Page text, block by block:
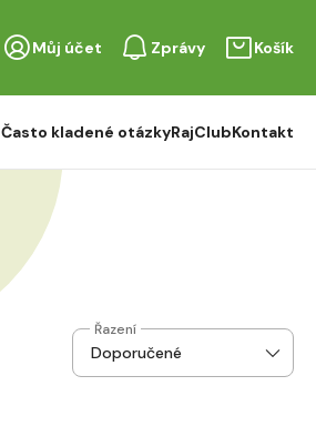
Můj účet Zprávy Košík
Často kladené otázkyRajClubKontakt
Řazení